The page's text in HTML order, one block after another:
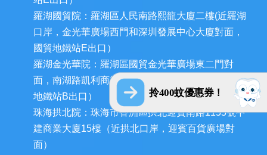
拎400蚊優惠券！
羅湖國貿院：羅湖區人民南路熙龍大廈二樓(近羅湖
口岸，金光華廣場西門和深圳發展中心大廈對面，
國貿地鐵站E出口）
羅湖金光華院：羅湖區國貿金光華廣場東二門對
面，南湖路凱利商業廣場地鋪（近羅湖口岸、國貿
地鐵站B出口）
珠海拱北院：珠海市香洲區拱北迎賓南路1155號中
建商業大廈15樓（近拱北口岸，迎賓百貨廣場對
面）